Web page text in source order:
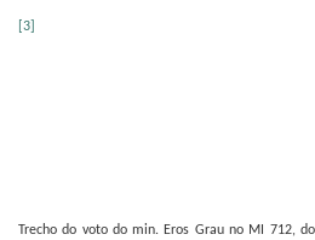
[3]
Trecho do voto do min. Eros Grau no MI 712,